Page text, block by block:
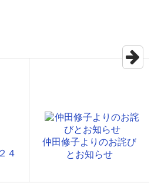
仲田修子よりのお詫び
とお知らせ